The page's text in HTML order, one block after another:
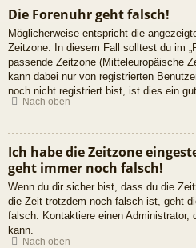
Die Forenuhr geht falsch!
Möglicherweise entspricht die
Zeitzone. In diesem Fall solltest du im
passende Zeitzone (Mitteleuropäische
kann dabei nur von registrierten
noch nicht registriert bist, ist dies ein
Nach oben
Ich habe die Zeitzone
geht immer noch falsch!
Wenn du dir sicher bist, dass du die
die Zeit trotzdem noch falsch ist, geht
falsch. Kontaktiere einen Administrator,
kann.
Nach oben